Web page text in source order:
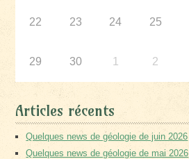
22 23 24 25
29 30 1 2
Articles récents
Quelques news de géologie de juin 2026
Quelques news de géologie de mai 2026